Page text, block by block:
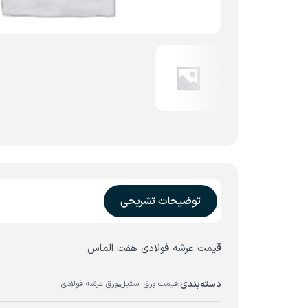
توضیحات تشریحی
قیمت عرشه فولادی هفت الماس
دسته‌بندی:قیمت ورق استیل،ورق عرشه فولادی